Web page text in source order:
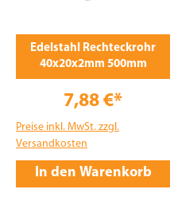
Edelstahl Rechteckrohr
40x20x2mm 500mm
7,88 €*
Preise inkl. MwSt. zzgl.
Versandkosten
In den Warenkorb